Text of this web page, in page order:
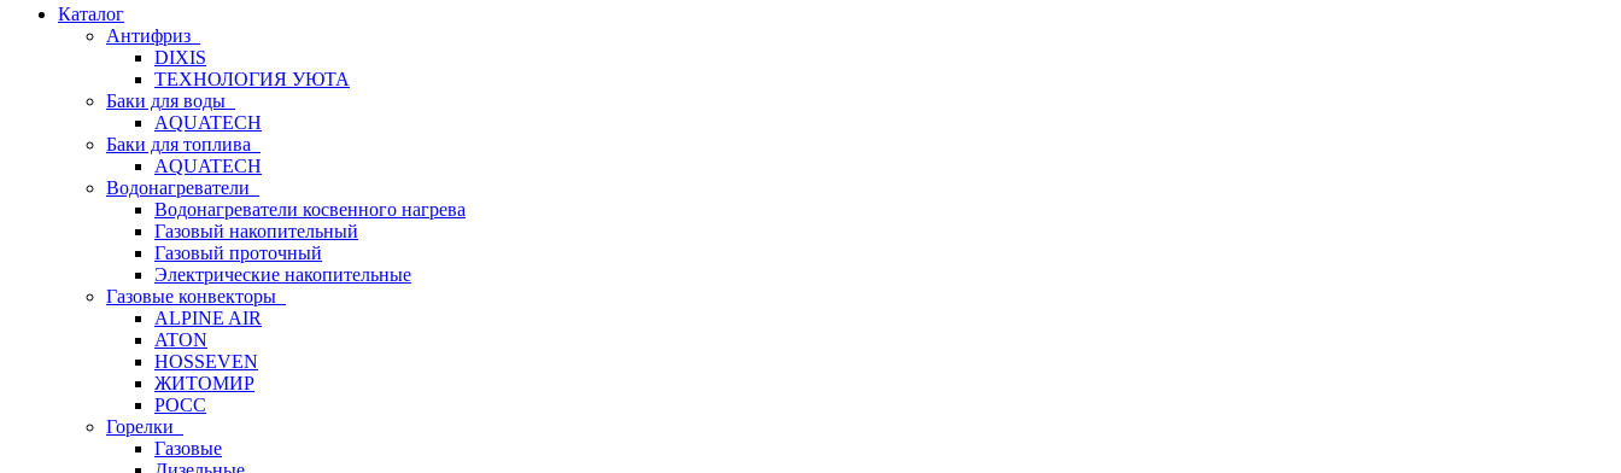
Каталог
Антифриз
DIXIS
ТЕХНОЛОГИЯ УЮТА
Баки для воды
AQUATECH
Баки для топлива
AQUATECH
Водонагреватели
Водонагреватели косвенного нагрева
Газовый накопительный
Газовый проточный
Электрические накопительные
Газовые конвекторы
ALPINE AIR
ATON
HOSSEVEN
ЖИТОМИР
РОСС
Горелки
Газовые